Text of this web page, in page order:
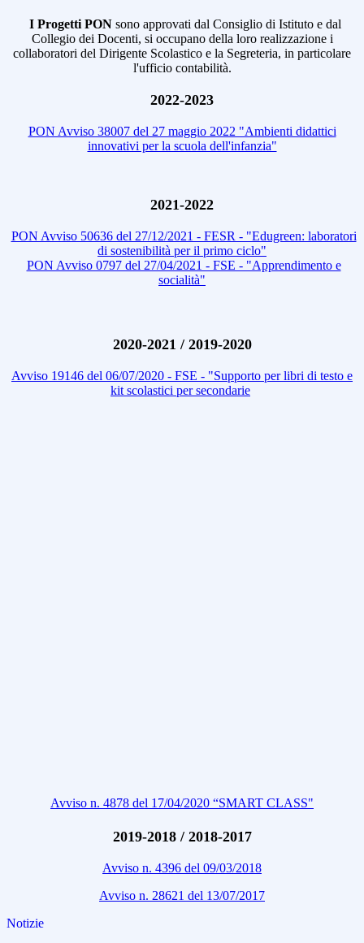
I Progetti PON sono approvati dal Consiglio di Istituto e dal
Collegio dei Docenti, si occupano della loro realizzazione i
collaboratori del Dirigente Scolastico e la Segreteria, in particolare
l'ufficio contabilità.
2022-2023
PON Avviso 38007 del 27 maggio 2022 "Ambienti didattici
innovativi per la scuola dell'infanzia"
2021-2022
PON Avviso 50636 del 27/12/2021 - FESR - "Edugreen: laboratori
di sostenibilità per il primo ciclo"
PON Avviso 0797 del 27/04/2021 - FSE - "Apprendimento e
socialità"
2020-2021 / 2019-2020
Avviso 19146 del 06/07/2020 - FSE - "Supporto per libri di testo e
kit scolastici per secondarie
Avviso n. 4878 del 17/04/2020 “SMART CLASS"
2019-2018 / 2018-2017
Avviso n. 4396 del 09/03/2018
Avviso n. 28621 del 13/07/2017
Notizie